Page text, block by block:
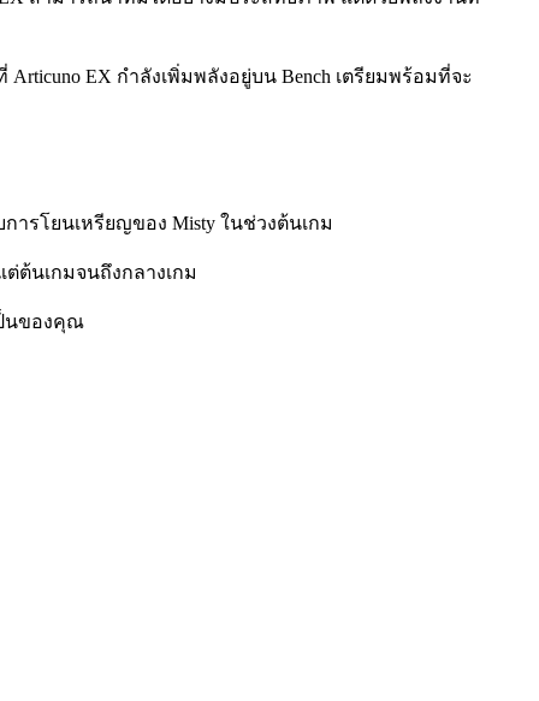
EX กำลังเพิ่มพลังอยู่บน Bench เตรียมพร้อมที่จะ
รโยนเหรียญของ Misty ในช่วงต้นเกม
ต่ต้นเกมจนถึงกลางเกม
ป็นของคุณ